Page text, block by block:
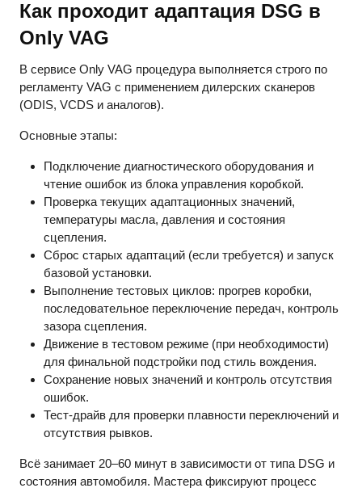
Как проходит адаптация DSG в
Only VAG
В сервисе Only VAG процедура выполняется строго по
регламенту VAG с применением дилерских сканеров
(ODIS, VCDS и аналогов).
Основные этапы:
Подключение диагностического оборудования и
чтение ошибок из блока управления коробкой.
Проверка текущих адаптационных значений,
температуры масла, давления и состояния
сцепления.
Сброс старых адаптаций (если требуется) и запуск
базовой установки.
Выполнение тестовых циклов: прогрев коробки,
последовательное переключение передач, контроль
зазора сцепления.
Движение в тестовом режиме (при необходимости)
для финальной подстройки под стиль вождения.
Сохранение новых значений и контроль отсутствия
ошибок.
Тест-драйв для проверки плавности переключений и
отсутствия рывков.
Всё занимает 20–60 минут в зависимости от типа DSG и
состояния автомобиля. Мастера фиксируют процесс